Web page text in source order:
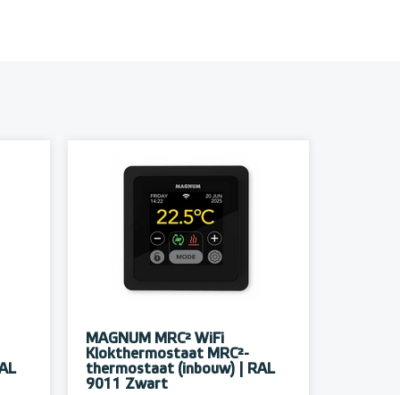
MAGNUM MRC² WiFi
Klokthermostaat MRC²-
thermostaat (inbouw) | RAL
9011 Zwart